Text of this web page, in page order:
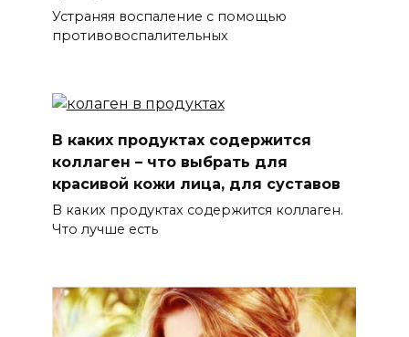
Устраняя воспаление с помощью
противовоспалительных
В каких продуктах содержится
коллаген – что выбрать для
красивой кожи лица, для суставов
В каких продуктах содержится коллаген.
Что лучше есть